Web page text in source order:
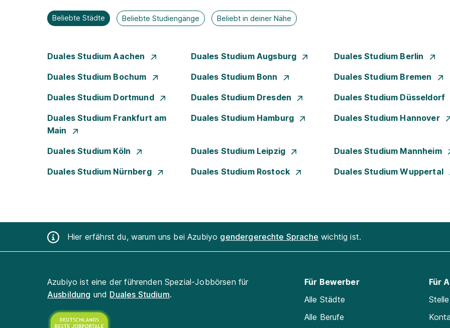
Beliebte Städte Beliebte Studiengänge Beliebt in deiner Nähe
Duales Studium Aachen Duales Studium Augsburg Duales Studium Berlin
Duales Studium Bochum Duales Studium Bonn Duales Studium Bremen
Duales Studium Dortmund Duales Studium Dresden Duales Studium Düsseldorf
Duales Studium Frankfurt am
Main
Duales Studium Hamburg Duales Studium Hannover
Duales Studium Köln Duales Studium Leipzig Duales Studium Mannheim
Duales Studium Nürnberg Duales Studium Rostock Duales Studium Wuppertal
Hier erfährst du, warum uns bei Azubiyo gendergerechte Sprache wichtig ist.
Azubiyo ist eine der führenden Spezial-Jobbörsen für
Ausbildung und Duales Studium.
Für Bewerber
Alle Städte
Alle Berufe
Für